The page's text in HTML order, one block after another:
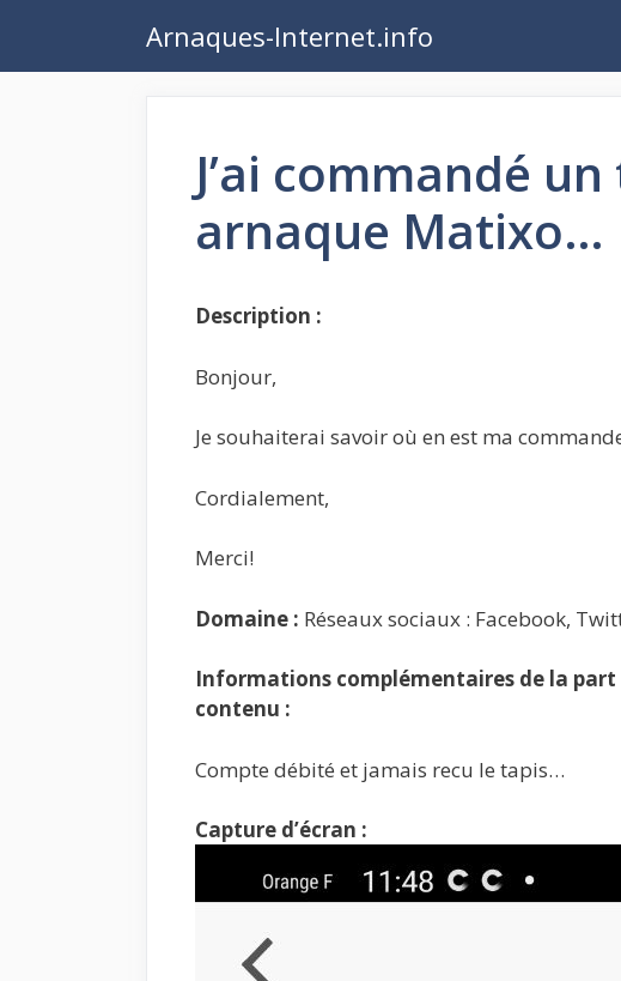
contenu
Arnaques-Internet.info
J’ai commandé
arnaque Matixo…
Description :
Bonjour,
Je souhaiterai savoir où en est ma
Cordialement,
Merci!
Domaine : Réseaux sociaux : Facebook,
Informations complémentaires de la
contenu :
Compte débité et jamais recu le tapis…
Capture d’écran :